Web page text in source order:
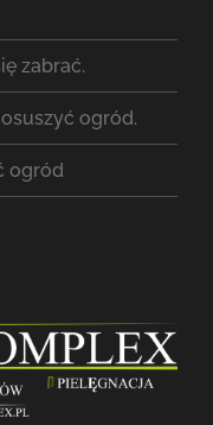
zabrać.
ogród.
ogród